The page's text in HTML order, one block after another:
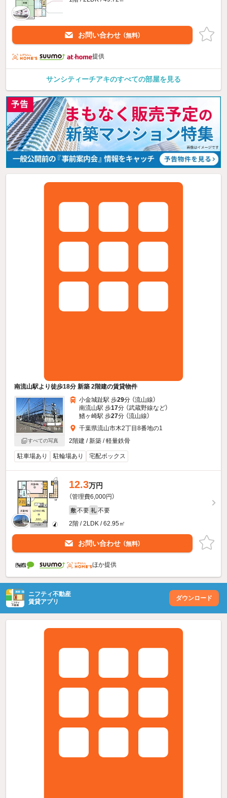
お問い合わせ （無料）
提供
サンシティーチアキのすべての部屋を見る
南流山駅より徒歩18分 新築 2階建の賃貸物件
すべての写真
小金城趾駅 歩29分 （流山線）
南流山駅 歩17分 （武蔵野線など）
鰭ヶ崎駅 歩27分 （流山線）
千葉県流山市木2丁目8番地の1
2階建 / 新築 / 軽量鉄骨
駐車場あり 駐輪場あり 宅配ボックス
12.3万円
（管理費6,000円）
敷 不要 礼 不要
2階 / 2LDK / 62.95㎡
お問い合わせ （無料）
ほか提供
ニフティ不動産
賃貸アプリ
ダウンロード